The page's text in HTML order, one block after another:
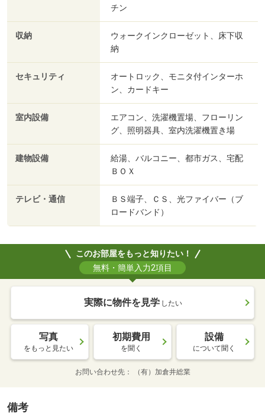
チン
収納
ウォークインクローゼット、床下収
納
セキュリティ
オートロック、モニタ付インターホ
ン、カードキー
室内設備
エアコン、洗濯機置場、フローリン
グ、照明器具、室内洗濯機置き場
建物設備
給湯、バルコニー、都市ガス、宅配
ＢＯＸ
テレビ・通信
ＢＳ端子、ＣＳ、光ファイバー（ブ
ロードバンド）
このお部屋をもっと知りたい！
無料・簡単入力2項目
実際に物件を見学 したい
写真
をもっと見たい
初期費用
を聞く
設備
について聞く
お問い合わせ先 （有）加倉井総業
備考